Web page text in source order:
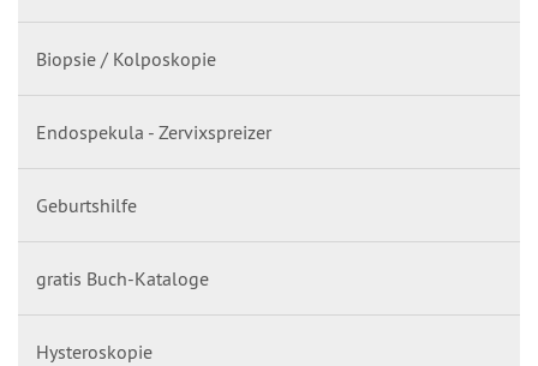
Biopsie / Kolposkopie
Endospekula - Zervixspreizer
Geburtshilfe
gratis Buch-Kataloge
Hysteroskopie